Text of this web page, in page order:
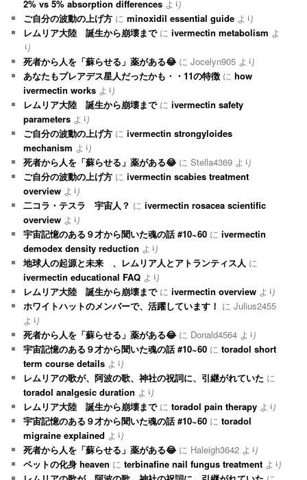
2% vs 5% absorption differences より
ご自分の波動の上げ方 にminoxidil essential guide より
レムリア大陸 誕生から崩壊までにivermectin metabolism よ
り
死者から人を「蘇らせる」薬がある😂 にJocelyn905 より
あなたもプレアデス星人だったかも・・11の特徴 にhow
ivermectin works より
レムリア大陸 誕生から崩壊までにivermectin safety
parameters より
ご自分の波動の上げ方 にivermectin strongyloides
mechanism より
死者から人を「蘇らせる」薬がある😂 にStella4369 より
ご自分の波動の上げ方 にivermectin scabies treatment
overview より
二コラ・テスラ 宇宙人？ にivermectin rosacea scientific
overview より
宇宙記憶のある９才から聞いた魂の話 #10~60 にivermectin
demodex density reduction より
地球人の起源と未来 、レムリア人とアトランティス人 に
ivermectin educational FAQ より
レムリア大陸 誕生から崩壊までにivermectin overview より
ホワイトハットのメンバーで、活躍しています！ にJulius2455
より
死者から人を「蘇らせる」薬がある😂 に Donald4564 より
宇宙記憶のある９才から聞いた魂の話 #10~60 にtoradol short
term course details より
レムリアの歌が、阿波の歌、神社の祝詞に、引継がれていた に
toradol analgesic duration より
レムリア大陸 誕生から崩壊までにtoradol pain therapy より
宇宙記憶のある９才から聞いた魂の話 #10~60 にtoradol
migraine explained より
死者から人を「蘇らせる」薬がある😂 に Haleigh3642 より
ペットの化身 heaven にterbinafine nail fungus treatment より